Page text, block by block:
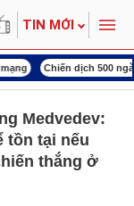
TIN MỚI
500 ngày đêm Đại hội
Medvedev:
tồn tại nếu
thắng ở